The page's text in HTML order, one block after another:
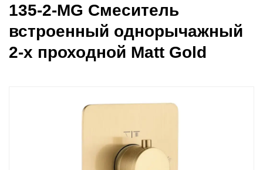
135-2-MG Смеситель
встроенный однорычажный
2-х проходной Matt Gold